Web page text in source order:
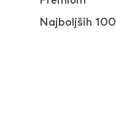
Najboljših 100